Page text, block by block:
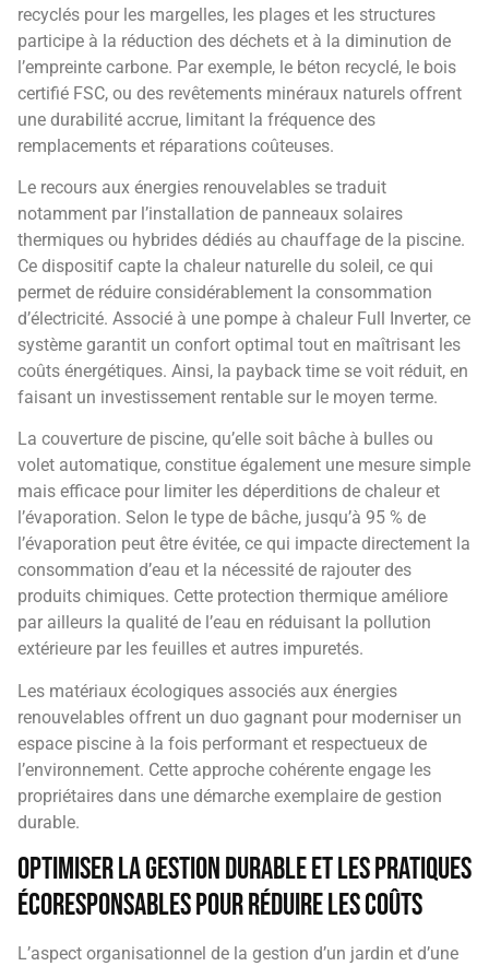
recyclés pour les margelles, les plages et les structures
participe à la réduction des déchets et à la diminution de
l’empreinte carbone. Par exemple, le béton recyclé, le bois
certifié FSC, ou des revêtements minéraux naturels offrent
une durabilité accrue, limitant la fréquence des
remplacements et réparations coûteuses.
Le recours aux énergies renouvelables se traduit
notamment par l’installation de panneaux solaires
thermiques ou hybrides dédiés au chauffage de la piscine.
Ce dispositif capte la chaleur naturelle du soleil, ce qui
permet de réduire considérablement la consommation
d’électricité. Associé à une pompe à chaleur Full Inverter, ce
système garantit un confort optimal tout en maîtrisant les
coûts énergétiques. Ainsi, la payback time se voit réduit, en
faisant un investissement rentable sur le moyen terme.
La couverture de piscine, qu’elle soit bâche à bulles ou
volet automatique, constitue également une mesure simple
mais efficace pour limiter les déperditions de chaleur et
l’évaporation. Selon le type de bâche, jusqu’à 95 % de
l’évaporation peut être évitée, ce qui impacte directement la
consommation d’eau et la nécessité de rajouter des
produits chimiques. Cette protection thermique améliore
par ailleurs la qualité de l’eau en réduisant la pollution
extérieure par les feuilles et autres impuretés.
Les matériaux écologiques associés aux énergies
renouvelables offrent un duo gagnant pour moderniser un
espace piscine à la fois performant et respectueux de
l’environnement. Cette approche cohérente engage les
propriétaires dans une démarche exemplaire de gestion
durable.
Optimiser la gestion durable et les pratiques
écoresponsables pour réduire les coûts
L’aspect organisationnel de la gestion d’un jardin et d’une